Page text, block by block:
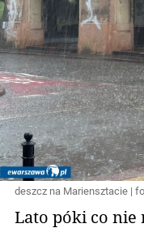
deszcz na Mariensztacie |
Lato póki co nie